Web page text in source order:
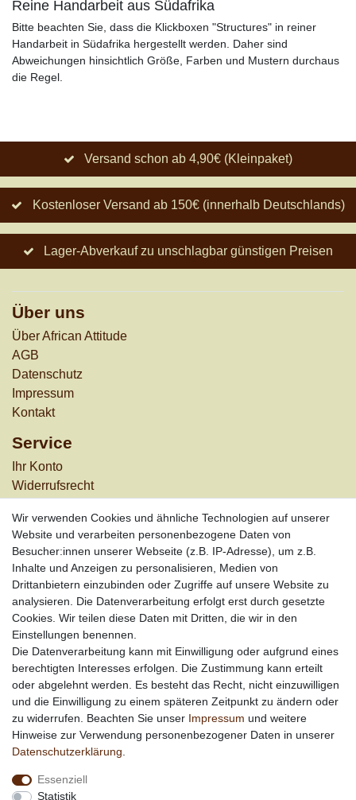
Reine Handarbeit aus Südafrika
Bitte beachten Sie, dass die Klickboxen "Structures" in reiner
Handarbeit in Südafrika hergestellt werden. Daher sind
Abweichungen hinsichtlich Größe, Farben und Mustern durchaus
die Regel.
Versand schon ab 4,90€ (Kleinpaket)
Kostenloser Versand ab 150€ (innerhalb Deutschlands)
Lager-Abverkauf zu unschlagbar günstigen Preisen
Über uns
Über African Attitude
AGB
Datenschutz
Impressum
Kontakt
Service
Ihr Konto
Widerrufs­recht
Zahlungsarten
Informationen
Werbung
Links
Vertrag widerrufen
*außer Sonderartikel + Porto; keine Kombination mit
anderen Rabattaktionen
Wir verwenden Cookies und ähnliche Technologien auf unserer
Website und verarbeiten personenbezogene Daten von
Besucher:innen unserer Webseite (z.B. IP-Adresse), um z.B.
Inhalte und Anzeigen zu personalisieren, Medien von
Drittanbietern einzubinden oder Zugriffe auf unsere Website zu
analysieren. Die Datenverarbeitung erfolgt erst durch gesetzte
Cookies. Wir teilen diese Daten mit Dritten, die wir in den
Einstellungen benennen.
Die Datenverarbeitung kann mit Einwilligung oder aufgrund eines
berechtigten Interesses erfolgen. Die Zustimmung kann erteilt
oder abgelehnt werden. Es besteht das Recht, nicht einzuwilligen
und die Einwilligung zu einem späteren Zeitpunkt zu ändern oder
zu widerrufen. Beachten Sie unser Impressum und weitere
Hinweise zur Verwendung personenbezogener Daten in unserer
Daten­schutz­erklärung
Essenziell
Statistik